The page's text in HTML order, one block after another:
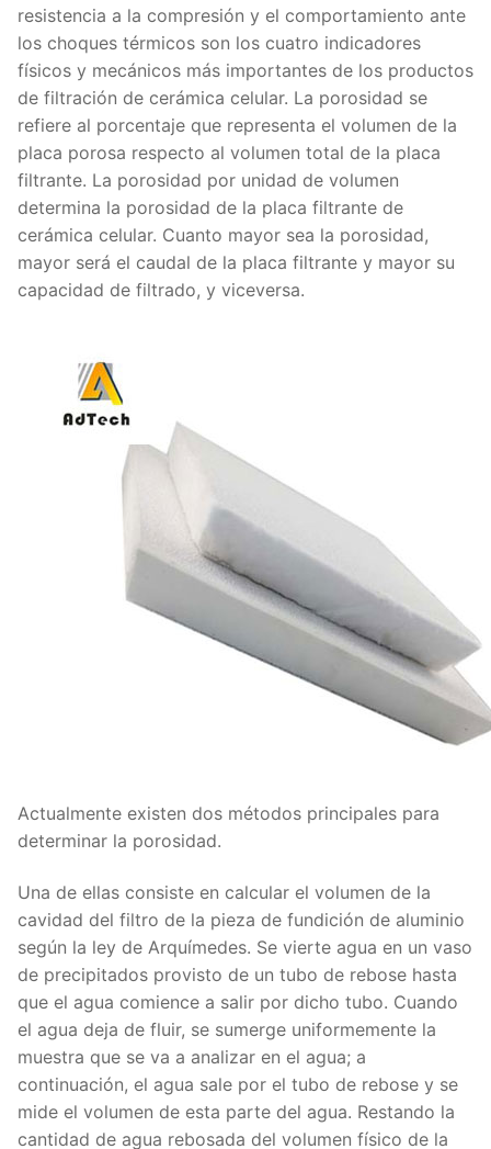
resistencia a la compresión y el comportamiento ante
los choques térmicos son los cuatro indicadores
físicos y mecánicos más importantes de los productos
de filtración de cerámica celular. La porosidad se
refiere al porcentaje que representa el volumen de la
placa porosa respecto al volumen total de la placa
filtrante. La porosidad por unidad de volumen
determina la porosidad de la placa filtrante de
cerámica celular. Cuanto mayor sea la porosidad,
mayor será el caudal de la placa filtrante y mayor su
capacidad de filtrado, y viceversa.
Actualmente existen dos métodos principales para
determinar la porosidad.
Una de ellas consiste en calcular el volumen de la
cavidad del filtro de la pieza de fundición de aluminio
según la ley de Arquímedes. Se vierte agua en un vaso
de precipitados provisto de un tubo de rebose hasta
que el agua comience a salir por dicho tubo. Cuando
el agua deja de fluir, se sumerge uniformemente la
muestra que se va a analizar en el agua; a
continuación, el agua sale por el tubo de rebose y se
mide el volumen de esta parte del agua. Restando la
cantidad de agua rebosada del volumen físico de la